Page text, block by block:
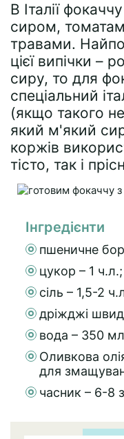
В Італії
сиром,
травами.
цієї випічки –
сиру, то для
спеціальний
(якщо такого
який м'який
коржів
тісто, так і
Інгредієнти
пшеничне
цукор – 1 ч.л.;
сіль – 1,5-2
дріжджі
вода – 350
Оливкова
для
часник – 6-8